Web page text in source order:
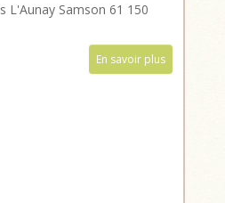
L'Aunay Samson 61 150
En savoir plus